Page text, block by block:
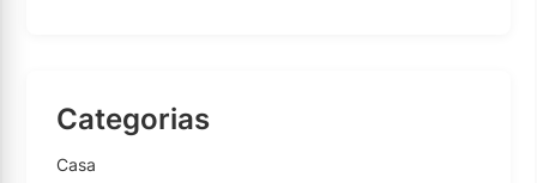
Categorias
Casa